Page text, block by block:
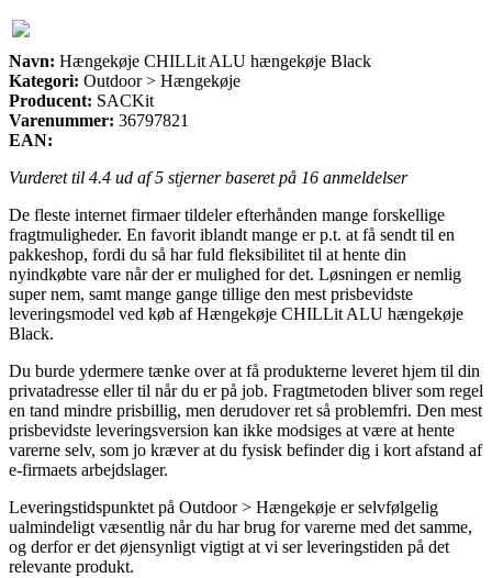
Navn: Hængekøje CHILLit ALU hængekøje Black
Kategori: Outdoor > Hængekøje
Producent: SACKit
Varenummer: 36797821
EAN:
Vurderet til 4.4 ud af 5 stjerner baseret på 16 anmeldelser
De fleste internet firmaer tildeler efterhånden mange forskellige
fragtmuligheder. En favorit iblandt mange er p.t. at få sendt til en
pakkeshop, fordi du så har fuld fleksibilitet til at hente din
nyindkøbte vare når der er mulighed for det. Løsningen er nemlig
super nem, samt mange gange tillige den mest prisbevidste
leveringsmodel ved køb af Hængekøje CHILLit ALU hængekøje
Black.
Du burde ydermere tænke over at få produkterne leveret hjem til din
privatadresse eller til når du er på job. Fragtmetoden bliver som regel
en tand mindre prisbillig, men derudover ret så problemfri. Den mest
prisbevidste leveringsversion kan ikke modsiges at være at hente
varerne selv, som jo kræver at du fysisk befinder dig i kort afstand af
e-firmaets arbejdslager.
Leveringstidspunktet på Outdoor > Hængekøje er selvfølgelig
ualmindeligt væsentlig når du har brug for varerne med det samme,
og derfor er det øjensynligt vigtigt at vi ser leveringstiden på det
relevante produkt.